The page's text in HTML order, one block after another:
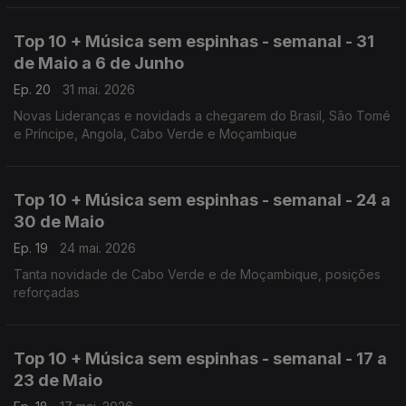
Top 10 + Música sem espinhas - semanal - 31
de Maio a 6 de Junho
Ep. 20
31 mai. 2026
Novas Lideranças e novidads a chegarem do Brasil, São Tomé
e Príncipe, Angola, Cabo Verde e Moçambique
Top 10 + Música sem espinhas - semanal - 24 a
30 de Maio
Ep. 19
24 mai. 2026
Tanta novidade de Cabo Verde e de Moçambique, posições
reforçadas
Top 10 + Música sem espinhas - semanal - 17 a
23 de Maio